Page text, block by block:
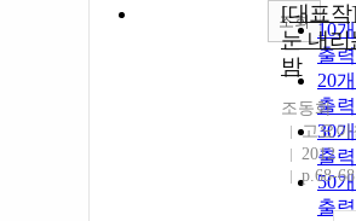
10
출력
20
출력
30
출력
50
출력
조회
[대표작
눈 내리
밤
조동화
고요아
2012
p.68-68